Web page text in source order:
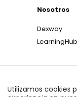
Nosotros
Dexway
Utilizamos cookies